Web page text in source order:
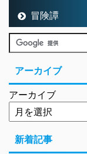
冒険譚
アーカイブ
アーカイブ
新着記事